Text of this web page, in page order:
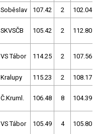
Soběslav 107.42 2 102.04
SKVSČB 105.42 2 112.80
VS Tábor 114.25 2 107.56
Kralupy 115.23 2 108.17
Č.Kruml. 106.48 8 104.39
VS Tábor 105.49 4 105.80